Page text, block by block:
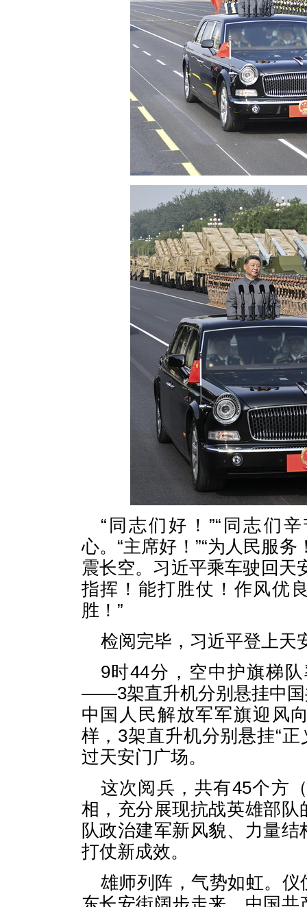
“同志们好！”“同志们
心。“主席好！”“为人民服
震长空。习近平乘车驶回天
指挥！能打胜仗！作风优
胜！”
检阅完毕，习近平登上天
9时44分，空中护旗梯
——3架直升机分别悬挂中国
中国人民解放军军旗迎风
样，3架直升机分别悬挂“正
过天安门广场。
这次阅兵，共有45个方
相，充分展现抗战英雄部
队政治建军新风貌、力量
打仗新成效。
雄师列阵，气势如虹。